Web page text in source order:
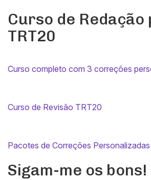
Curso de Redação
TRT20
Curso completo com 3 correções
Curso de Revisão TRT20
Pacotes de Correções Personalizadas
Sigam-me os bons!